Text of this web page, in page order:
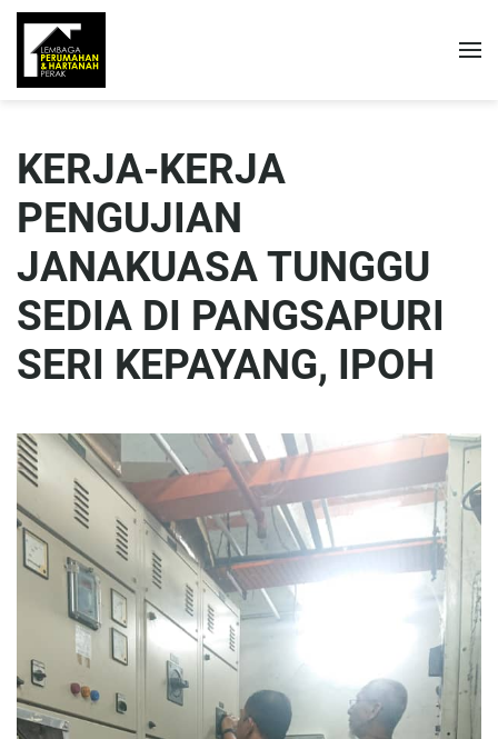
KERJA-KERJA
PENGUJIAN
JANAKUASA TUNGGU
SEDIA DI PANGSAPURI
SERI KEPAYANG, IPOH